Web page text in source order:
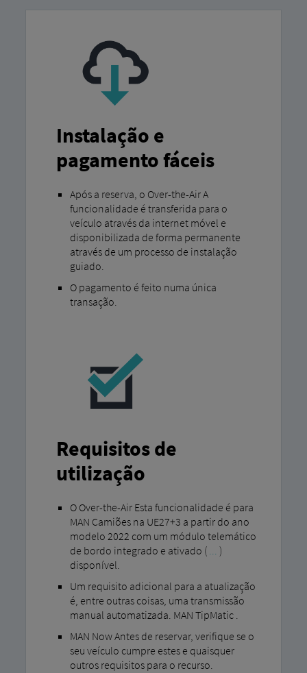
Instalação e
pagamento fáceis
Após a reserva, o Over-the-Air A
funcionalidade é transferida para o
veículo através da internet móvel e
disponibilizada de forma permanente
através de um processo de instalação
guiado.
O pagamento é feito numa única
transação.
Requisitos de
utilização
O Over-the-Air Esta funcionalidade é para
MAN Camiões na UE27+3 a partir do ano
modelo 2022 com um módulo telemático
de bordo integrado e ativado ( ... )
disponível.
Um requisito adicional para a atualização
é, entre outras coisas, uma transmissão
manual automatizada. MAN TipMatic .
MAN Now Antes de reservar, verifique se o
seu veículo cumpre estes e quaisquer
outros requisitos para o recurso.